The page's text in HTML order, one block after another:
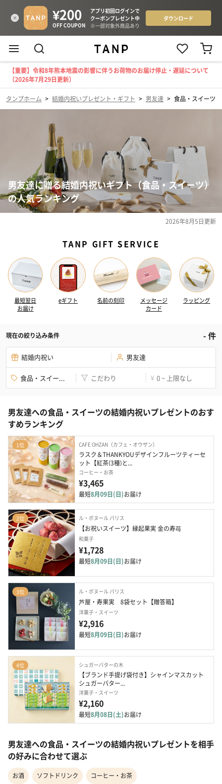
【重要】令和8年熊本地震の影響に伴うお荷物のお届け停止・遅延について
（2026年7月29日更新）
タンプホーム > 結婚内祝いプレゼント・ギフト > 男友達 > 食品・スイーツ
男友達に贈る結婚内祝いギフト（食品・スイーツ）
の人気ランキング
2026年8月5日更新
TANP GIFT SERVICE
最短翌日
お届け
eギフト 名前の刻印
メッセージ
カード
ラッピング
現在の絞り込み条件 -件
結婚内祝い 男友達
食品・スイー... こだわり ¥ 0 ~ 上限なし
男友達への食品・スイーツの結婚内祝いプレゼントのおす
すめランキング
1位 CAFE OHZAN（カフェ・オウザン）
ラスク＆THANKYOUデザインフルーツティーセ
ット【紅茶(3種)と...
コーヒー・お茶
¥3,465
最短8月09日(日)お届け
2位 ル・ボヌール パリス
【お祝いスイーツ】縁起果実 金の寿苺
和菓子
¥1,728
最短8月09日(日)お届け
3位 ル・ボヌール パリス
芦屋・寿果実　8袋セット【贈答箱】
洋菓子・スイーツ
¥2,916
最短8月09日(日)お届け
4位 シュガーバターの木
【ブランド手提げ袋付き】シャインマスカット
シュガーバター...
洋菓子・スイーツ
¥2,160
最短8月08日(土)お届け
男友達への食品・スイーツの結婚内祝いプレゼントを相手
の好みに合わせて選ぶ
お酒 ソフトドリンク コーヒー・お茶